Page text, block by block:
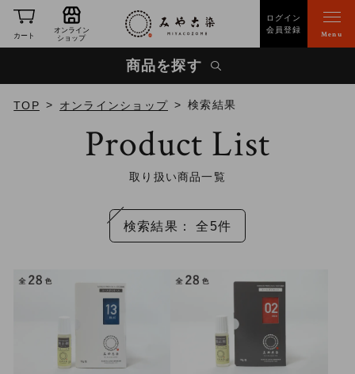
カート
オンライン
ショップ
ログイン
会員登録
Menu
商品を探す
TOP オンラインショップ 検索結果
Product List
取り扱い商品一覧
検索結果： 全5件